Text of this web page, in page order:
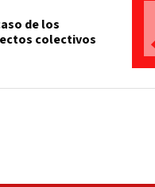
de los
colectivos